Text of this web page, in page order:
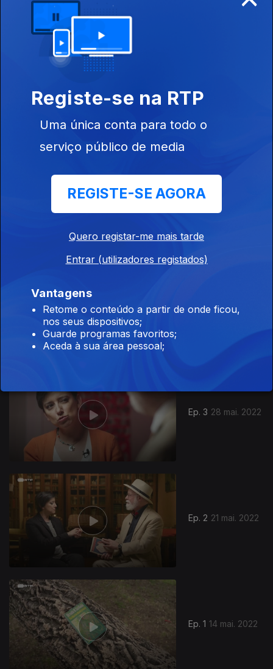
Ep. 6
Ep. 5
Ep. 4 04 jun. 2022
Ep. 3 28 mai. 2022
Ep. 2 21 mai. 2022
Ep. 1 14 mai. 2022
617033
Registe-se na RTP
Uma única conta para todo o
serviço público de media
REGISTE-SE AGORA
Quero registar-me mais tarde
Entrar (utilizadores registados)
Vantagens
Retome o conteúdo a partir de onde ficou,
nos seus dispositivos;
Guarde programas favoritos;
Aceda à sua área pessoal;